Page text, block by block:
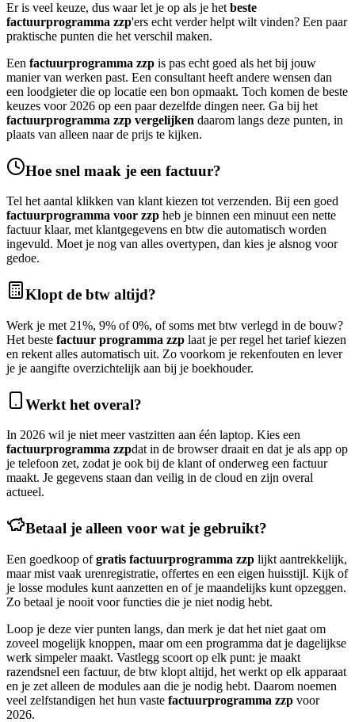
Er is veel keuze, dus waar let je op als je het beste
factuurprogramma zzp'ers echt verder helpt wilt vinden? Een paar
praktische punten die het verschil maken.
Een factuurprogramma zzp is pas echt goed als het bij jouw
manier van werken past. Een consultant heeft andere wensen dan
een loodgieter die op locatie een bon opmaakt. Toch komen de beste
keuzes voor 2026 op een paar dezelfde dingen neer. Ga bij het
factuurprogramma zzp vergelijken daarom langs deze punten, in
plaats van alleen naar de prijs te kijken.
Hoe snel maak je een factuur?
Tel het aantal klikken van klant kiezen tot verzenden. Bij een goed
factuurprogramma voor zzp heb je binnen een minuut een nette
factuur klaar, met klantgegevens en btw die automatisch worden
ingevuld. Moet je nog van alles overtypen, dan kies je alsnog voor
gedoe.
Klopt de btw altijd?
Werk je met 21%, 9% of 0%, of soms met btw verlegd in de bouw?
Het beste factuur programma zzp laat je per regel het tarief kiezen
en rekent alles automatisch uit. Zo voorkom je rekenfouten en lever
je je aangifte overzichtelijk aan bij je boekhouder.
Werkt het overal?
In 2026 wil je niet meer vastzitten aan één laptop. Kies een
factuurprogramma zzpdat in de browser draait en dat je als app op
je telefoon zet, zodat je ook bij de klant of onderweg een factuur
maakt. Je gegevens staan dan veilig in de cloud en zijn overal
actueel.
Betaal je alleen voor wat je gebruikt?
Een goedkoop ofgratis factuurprogramma zzp lijkt aantrekkelijk,
maar mist vaak urenregistratie, offertes en een eigen huisstijl. Kijk of
je losse modules kunt aanzetten en of je maandelijks kunt opzeggen.
Zo betaal je nooit voor functies die je niet nodig hebt.
Loop je deze vier punten langs, dan merk je dat het niet gaat om
zoveel mogelijk knoppen, maar om een programma dat je dagelijkse
werk simpeler maakt. Vastlegg scoort op elk punt: je maakt
razendsnel een factuur, de btw klopt altijd, het werkt op elk apparaat
en je zet alleen de modules aan die je nodig hebt. Daarom noemen
veel zelfstandigen het hun vaste factuurprogramma zzp voor
2026.